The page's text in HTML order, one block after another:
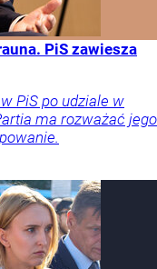
PiS zawiesza
PiS po udziale w
ma rozważać jego